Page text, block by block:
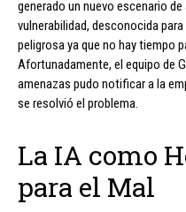
generado un nuevo escenario
vulnerabilidad, desconocida
peligrosa ya que no hay tiempo
Afortunadamente, el equipo de
amenazas pudo notificar a la
se resolvió el problema.
La IA como
para el Mal